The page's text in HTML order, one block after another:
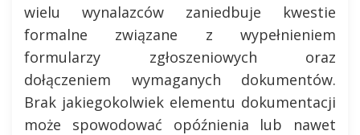
wielu wynalazców zaniedbuje kwestie
formalne związane z wypełnieniem
formularzy zgłoszeniowych oraz
dołączeniem wymaganych dokumentów.
Brak jakiegokolwiek elementu dokumentacji
może spowodować opóźnienia lub nawet